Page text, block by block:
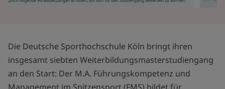
Die Deutsche Sporthochschule Köln bringt ihren
insgesamt siebten Weiterbildungsmasterstudiengang
an den Start: Der M.A. Führungskompetenz und